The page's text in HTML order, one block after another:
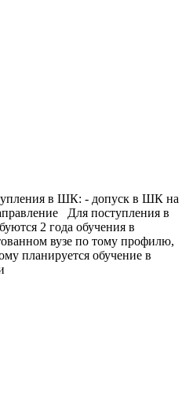
в ШК: - допуск в ШК на
Для поступления в
2 года обучения в
вузе по тому профилю,
планируется обучение в